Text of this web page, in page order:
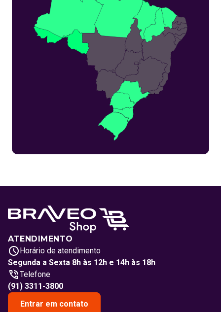
ATENDIMENTO
Horário de atendimento
Segunda a Sexta 8h às 12h e 14h às 18h
Telefone
(91) 3311-3800
Entrar em contato